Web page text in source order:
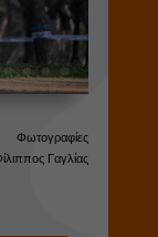
Φωτογραφίες
Γαγλίας